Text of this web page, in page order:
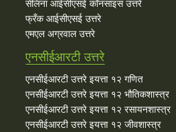
सेलिना आईसीएसई कॉनसाइस उत्तरे
फ्रँक आईसीएसई उत्तरे
एमएल अग्रवाल उत्तरे
एनसीईआरटी उत्तरे
एनसीईआरटी उत्तरे इयत्ता १२ गणित
एनसीईआरटी उत्तरे इयत्ता १२ भौतिकशास्त्र
एनसीईआरटी उत्तरे इयत्ता १२ रसायनशास्त्र
एनसीईआरटी उत्तरे इयत्ता १२ जीवशास्त्र